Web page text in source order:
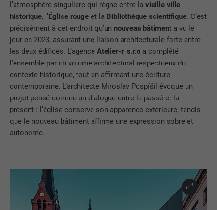
l’atmosphère singulière qui règne entre lavieille ville
historique, l’Église rouge et la Bibliothèque scientifique. C’est
précisément à cet endroit qu’un nouveau bâtiment a vu le
jour en 2023, assurant une liaison architecturale forte entre
les deux édifices. L’agenceAtelier-r, s.r.o a complété
l’ensemble par un volume architectural respectueux du
contexte historique, tout en affirmant une écriture
contemporaine. L’architecte Miroslav Pospíšil évoque un
projet pensé comme un dialogue entre le passé et la
présent : l’église conserve son apparence extérieure, tandis
que le nouveau bâtiment affirme une expression sobre et
autonome.